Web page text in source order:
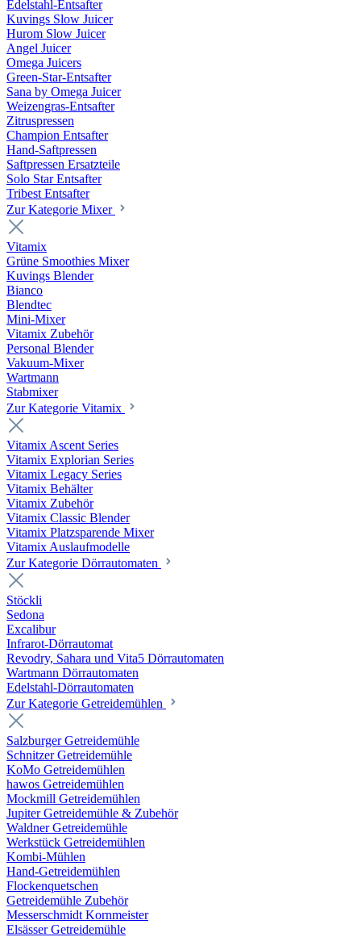
Edelstahl-Entsafter
Kuvings Slow Juicer
Hurom Slow Juicer
Angel Juicer
Omega Juicers
Green-Star-Entsafter
Sana by Omega Juicer
Weizengras-Entsafter
Zitruspressen
Champion Entsafter
Hand-Saftpressen
Saftpressen Ersatzteile
Solo Star Entsafter
Tribest Entsafter
Zur Kategorie Mixer
Vitamix
Grüne Smoothies Mixer
Kuvings Blender
Bianco
Blendtec
Mini-Mixer
Vitamix Zubehör
Personal Blender
Vakuum-Mixer
Wartmann
Stabmixer
Zur Kategorie Vitamix
Vitamix Ascent Series
Vitamix Explorian Series
Vitamix Legacy Series
Vitamix Behälter
Vitamix Zubehör
Vitamix Classic Blender
Vitamix Platzsparende Mixer
Vitamix Auslaufmodelle
Zur Kategorie Dörrautomaten
Stöckli
Sedona
Excalibur
Infrarot-Dörrautomat
Revodry, Sahara und Vita5 Dörrautomaten
Wartmann Dörrautomaten
Edelstahl-Dörrautomaten
Zur Kategorie Getreidemühlen
Salzburger Getreidemühle
Schnitzer Getreidemühle
KoMo Getreidemühlen
hawos Getreidemühlen
Mockmill Getreidemühlen
Jupiter Getreidemühle & Zubehör
Waldner Getreidemühle
Werkstück Getreidemühlen
Kombi-Mühlen
Hand-Getreidemühlen
Flockenquetschen
Getreidemühle Zubehör
Messerschmidt Kornmeister
Elsässer Getreidemühle